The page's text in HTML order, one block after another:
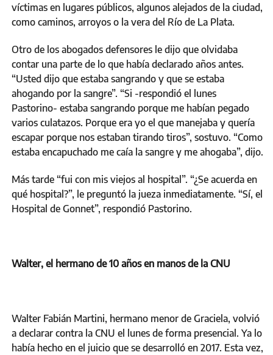
víctimas en lugares públicos, algunos alejados de la ciudad,
como caminos, arroyos o la vera del Río de La Plata.
Otro de los abogados defensores le dijo que olvidaba
contar una parte de lo que había declarado años antes.
“Usted dijo que estaba sangrando y que se estaba
ahogando por la sangre”. “Si -respondió el lunes
Pastorino- estaba sangrando porque me habían pegado
varios culatazos. Porque era yo el que manejaba y quería
escapar porque nos estaban tirando tiros”, sostuvo. “Como
estaba encapuchado me caía la sangre y me ahogaba”, dijo.
Más tarde “fui con mis viejos al hospital”. “¿Se acuerda en
qué hospital?”, le preguntó la jueza inmediatamente. “Sí, el
Hospital de Gonnet”, respondió Pastorino.
Walter, el hermano de 10 años en manos de la CNU
Walter Fabián Martini, hermano menor de Graciela, volvió
a declarar contra la CNU el lunes de forma presencial. Ya lo
había hecho en el juicio que se desarrolló en 2017. Esta vez,